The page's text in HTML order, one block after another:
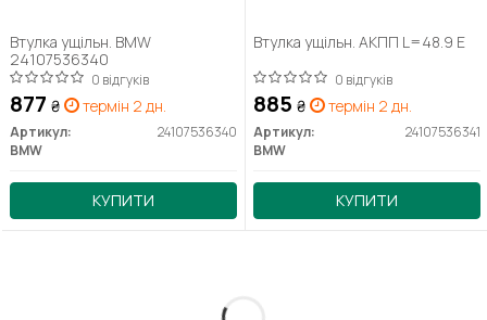
Втулка ущільн. BMW
24107536340
0 відгуків
877 ₴ термін 2 дн.
Артикул:
24107536340
BMW
КУПИТИ
Втулка ущільн. АКПП L=48.9 E
0 відгуків
885 ₴ термін 2 дн.
Артикул:
24107536341
BMW
КУПИТИ